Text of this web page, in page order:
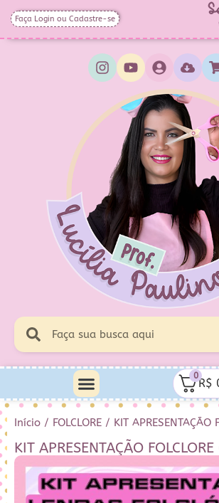
Faça Login ou Cadastre-se
0
R$
Início / FOLCLORE / KIT APRESENTAÇÃO
KIT APRESENTAÇÃO FOLCLORE